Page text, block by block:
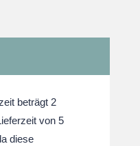
beträgt 2
von 5
diese